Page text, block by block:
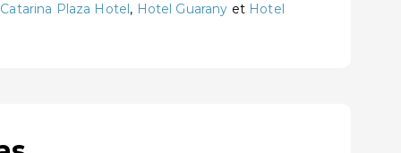
Plaza Hotel, Hotel Guarany et Hotel